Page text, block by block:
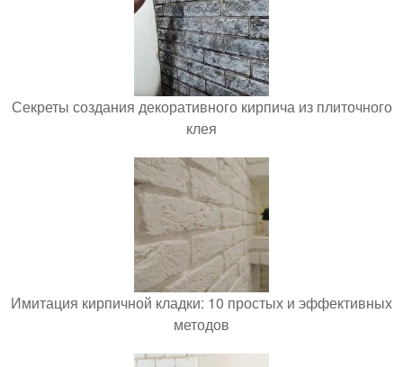
Секреты создания декоративного кирпича из плиточного
клея
Имитация кирпичной кладки: 10 простых и эффективных
методов